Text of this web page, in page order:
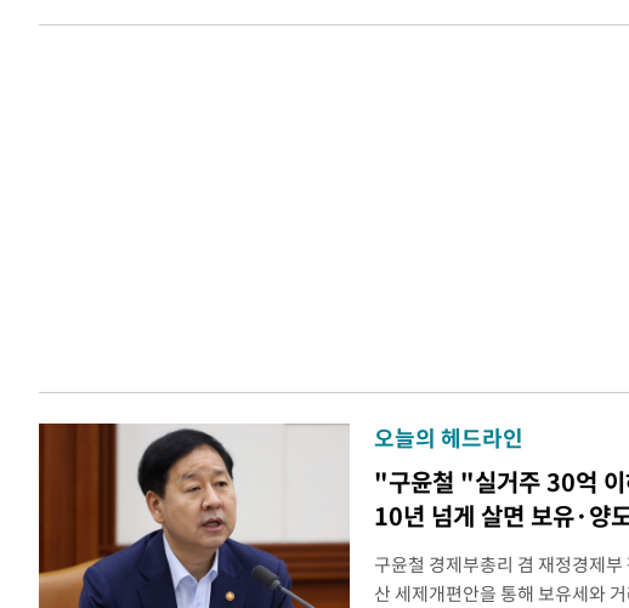
오늘의 헤드라인
"구윤철 "실거주 30억 이
10년 넘게 살면 보유·
구윤철 경제부총리 겸 재정경제
산 세제개편안을 통해 보유세와